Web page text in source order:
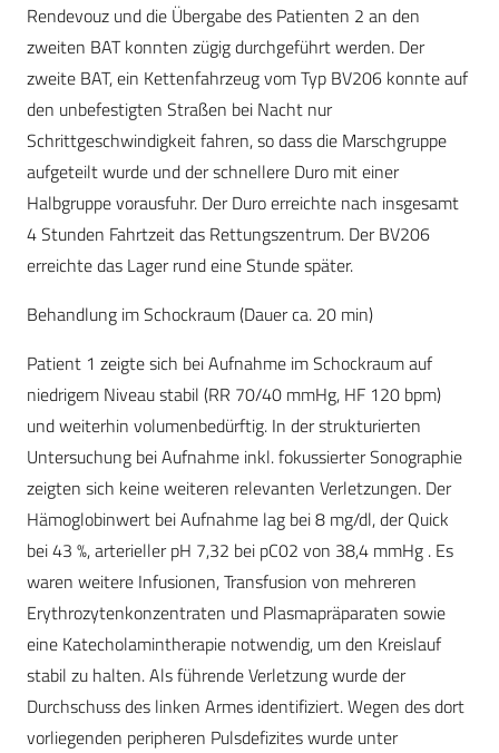
Rendevouz und die Übergabe des Patienten 2 an den
zweiten BAT konnten zügig durchgeführt werden. Der
zweite BAT, ein Kettenfahrzeug vom Typ BV206 konnte auf
den unbefestigten Straßen bei Nacht nur
Schrittgeschwindigkeit fahren, so dass die Marschgruppe
aufgeteilt wurde und der schnellere Duro mit einer
Halbgruppe vorausfuhr. Der Duro erreichte nach insgesamt
4 Stunden Fahrtzeit das Rettungszentrum. Der BV206
erreichte das Lager rund eine Stunde später.
Behandlung im Schockraum (Dauer ca. 20 min)
Patient 1 zeigte sich bei Aufnahme im Schockraum auf
niedrigem Niveau stabil (RR 70/40 mmHg, HF 120 bpm)
und weiterhin volumenbedürftig. In der strukturierten
Untersuchung bei Aufnahme inkl. fokussierter Sonographie
zeigten sich keine weiteren relevanten Verletzungen. Der
Hämoglobinwert bei Aufnahme lag bei 8 mg/dl, der Quick
bei 43 %, arterieller pH 7,32 bei pC02 von 38,4 mmHg . Es
waren weitere Infusionen, Transfusion von mehreren
Erythrozytenkonzentraten und Plasmapräparaten sowie
eine Katecholamintherapie notwendig, um den Kreislauf
stabil zu halten. Als führende Verletzung wurde der
Durchschuss des linken Armes identifiziert. Wegen des dort
vorliegenden peripheren Pulsdefizites wurde unter